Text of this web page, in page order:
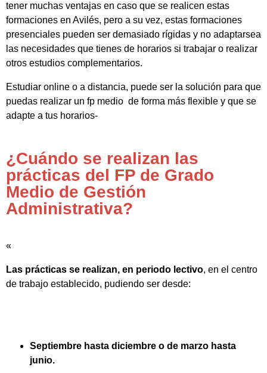
tener muchas ventajas en caso que se realicen estas
formaciones en Avilés, pero a su vez, estas formaciones
presenciales pueden ser demasiado rígidas y no adaptarsea
las necesidades que tienes de horarios si trabajar o realizar
otros estudios complementarios.
Estudiar online o a distancia, puede ser la solución para que
puedas realizar un fp medio de forma más flexible y que se
adapte a tus horarios-
¿Cuándo se realizan las
prácticas del FP de Grado
Medio de Gestión
Administrativa?
«
Las prácticas se realizan, en periodo lectivo, en el centro
de trabajo establecido, pudiendo ser desde:
Septiembre hasta diciembre o de marzo hasta
junio.